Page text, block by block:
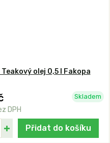
Teakový olej 0,5 l Fakopa
DPH
Skladem
Přidat do košíku